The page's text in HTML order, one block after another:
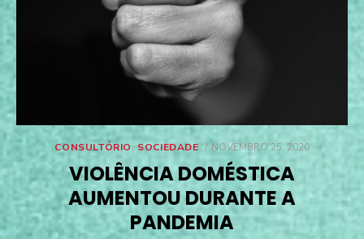
CONSULTÓRIO, SOCIEDADE
POSTED
NOVEMBRO 25, 2020
VIOLÊNCIA DOMÉSTICA
AUMENTOU DURANTE A
PANDEMIA